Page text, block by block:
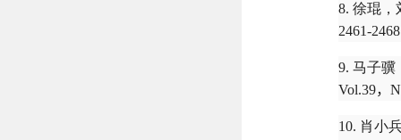
8. 徐琨，
2461-2468
9. 马子骥
Vol.39，
10. 肖小